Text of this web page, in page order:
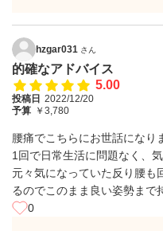
hzgar031 さん
的確なアドバイス
5.00
投稿日 2022/12/20
予算 ￥3,780
腰痛でこちらにお世話になり
1回で日常生活に問題なく、
元々気になっていた反り腰も
るのでこのまま良い姿勢まで
0